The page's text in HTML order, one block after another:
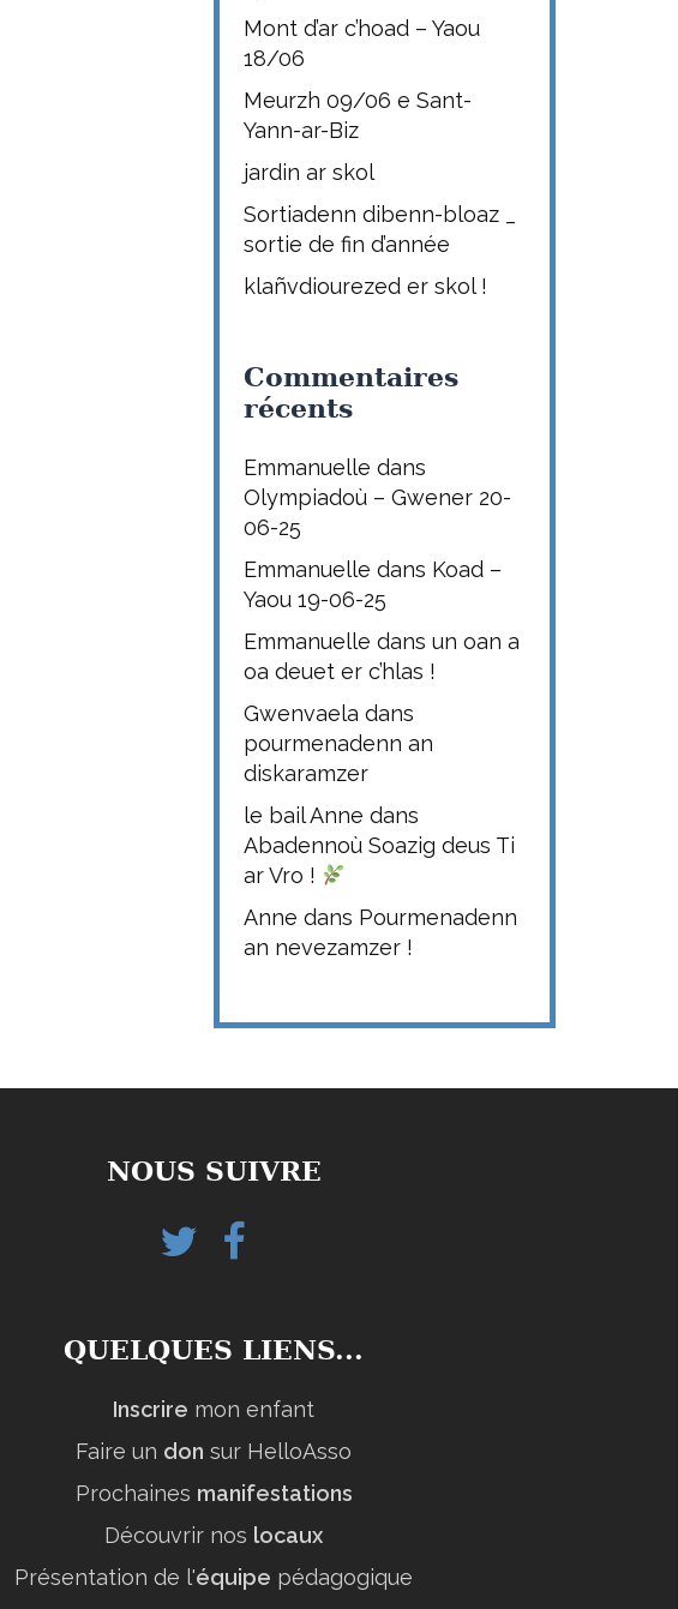
Mont d’ar c’hoad – Yaou
18/06
Meurzh 09/06 e Sant-
Yann-ar-Biz
jardin ar skol
Sortiadenn dibenn-bloaz _
sortie de fin d’année
klañvdiourezed er skol !
Commentaires
récents
Emmanuelle dans
Olympiadoù – Gwener 20-
06-25
Emmanuelle dans Koad –
Yaou 19-06-25
Emmanuelle dans un oan a
oa deuet er c’hlas !
Gwenvaela dans
pourmenadenn an
diskaramzer
le bail Anne dans
Abadennoù Soazig deus Ti
ar Vro !
Anne dans Pourmenadenn
an nevezamzer !
NOUS SUIVRE
TwitterFacebook
QUELQUES LIENS...
Inscrire mon enfant
Faire un don sur HelloAsso
Prochaines manifestations
Découvrir nos locaux
Présentation de l'équipe pédagogique